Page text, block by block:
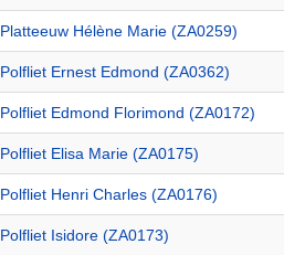
Platteeuw Hélène Marie (ZA0259)
Polfliet Ernest Edmond (ZA0362)
Polfliet Edmond Florimond (ZA0172)
Polfliet Elisa Marie (ZA0175)
Polfliet Henri Charles (ZA0176)
Polfliet Isidore (ZA0173)